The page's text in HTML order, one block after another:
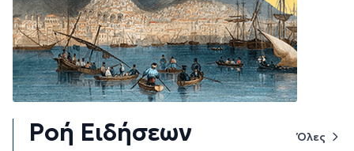
Ροή Ειδήσεων Όλες